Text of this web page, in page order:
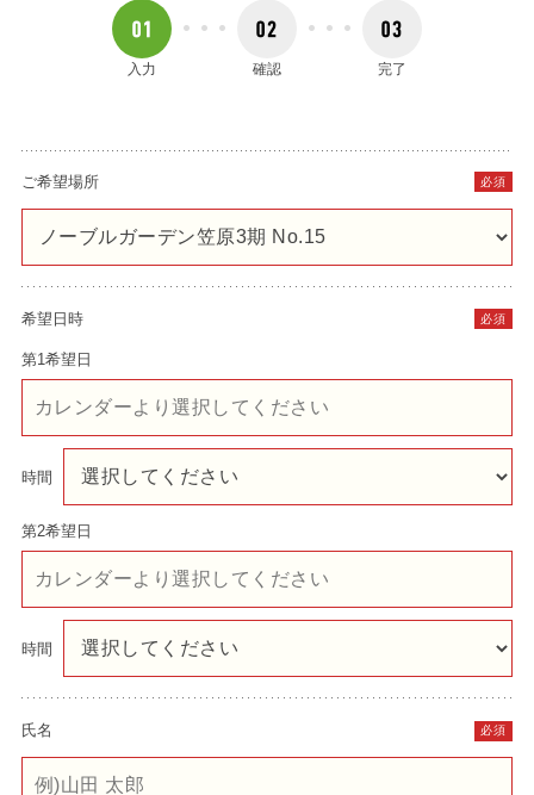
入力 確認 完了
ご希望場所 必須
希望日時 必須
第1希望日
時間
第2希望日
時間
氏名 必須